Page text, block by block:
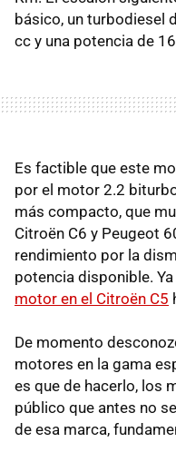
básico, un turbodiesel
cc y una potencia de
Es factible que este
por el motor 2.2
más compacto, que
Citroën C6 y Peugeot
rendimiento por la
potencia disponible.
motor en el Citroën C5
De momento
motores en la gama
es que de hacerlo, los
público que antes no
de esa marca,